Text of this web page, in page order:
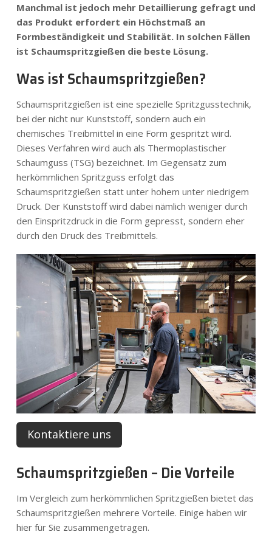
DE
Manchmal ist jedoch mehr Detaillierung gefragt und
das Produkt erfordert ein Höchstmaß an
Formbeständigkeit und Stabilität. In solchen Fällen
ist Schaumspritzgießen die beste Lösung.
Was ist Schaumspritzgießen?
Schaumspritzgießen ist eine spezielle Spritzgusstechnik,
bei der nicht nur Kunststoff, sondern auch ein
chemisches Treibmittel in eine Form gespritzt wird.
Dieses Verfahren wird auch als Thermoplastischer
Schaumguss (TSG) bezeichnet. Im Gegensatz zum
herkömmlichen Spritzguss erfolgt das
Schaumspritzgießen statt unter hohem unter niedrigem
Druck. Der Kunststoff wird dabei nämlich weniger durch
den Einspritzdruck in die Form gepresst, sondern eher
durch den Druck des Treibmittels.
Kontaktiere uns
Schaumspritzgießen – Die Vorteile
Im Vergleich zum herkömmlichen Spritzgießen bietet das
Schaumspritzgießen mehrere Vorteile. Einige haben wir
hier für Sie zusammengetragen.